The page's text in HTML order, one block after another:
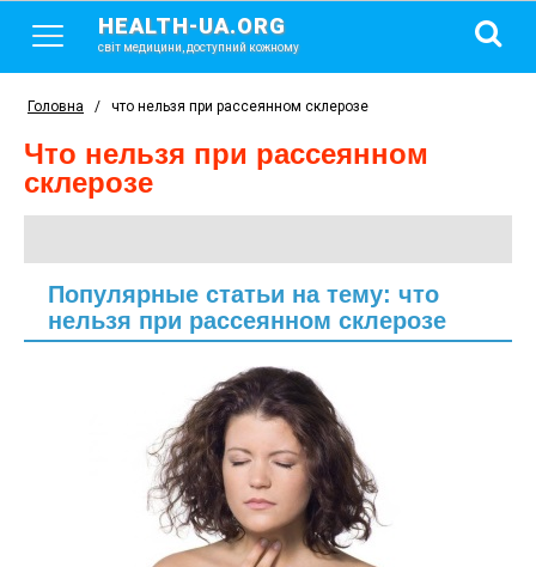
HEALTH-UA.ORG
світ медицини, доступний кожному
Головна / что нельзя при рассеянном склерозе
что нельзя при рассеянном
склерозе
Популярные статьи на тему: что
нельзя при рассеянном склерозе